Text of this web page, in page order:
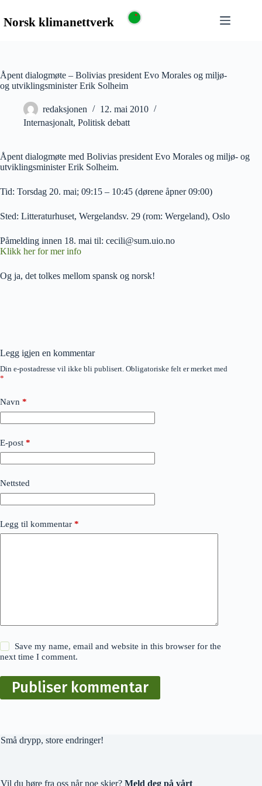
Åpent dialogmøte – Bolivias president Evo Morales og miljø-
og utviklingsminister Erik Solheim
redaksjonen
12. mai 2010
Internasjonalt, Politisk debatt
Åpent dialogmøte med Bolivias president Evo Morales og miljø- og
utviklingsminister Erik Solheim.
Tid: Torsdag 20. mai; 09:15 – 10:45 (dørene åpner 09:00)
Sted: Litteraturhuset, Wergelandsv. 29 (rom: Wergeland), Oslo
Påmelding innen 18. mai til: cecili@sum.uio.no
Klikk her for mer info
Og ja, det tolkes mellom spansk og norsk!
Legg igjen en kommentar
Din e-postadresse vil ikke bli publisert. Obligatoriske felt er merket med
*
Navn *
E-post *
Nettsted
Legg til kommentar *
Save my name, email and website in this browser for the
next time I comment.
Publiser kommentar
Små drypp, store endringer!
Vil du høre fra oss når noe skjer? Meld deg på vårt